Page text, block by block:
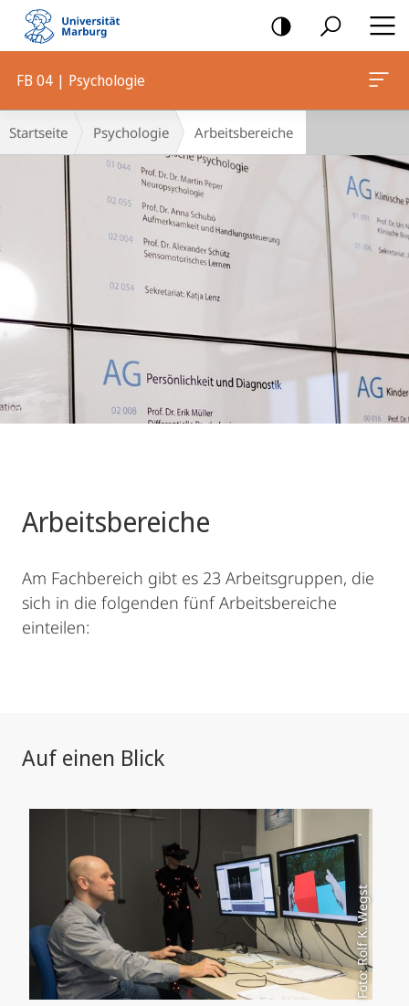
Mobile-
Navigation
FB 04 | Psychologie
Hauptinhalt
Breadcrumb-
Navigation
Startseite Psychologie Arbeitsbereiche
Arbeitsbereiche
Am Fachbereich gibt es 23 Arbeitsgruppen, die
sich in die folgenden fünf Arbeitsbereiche
einteilen:
Auf einen Blick
Foto: Rolf K. Wegst